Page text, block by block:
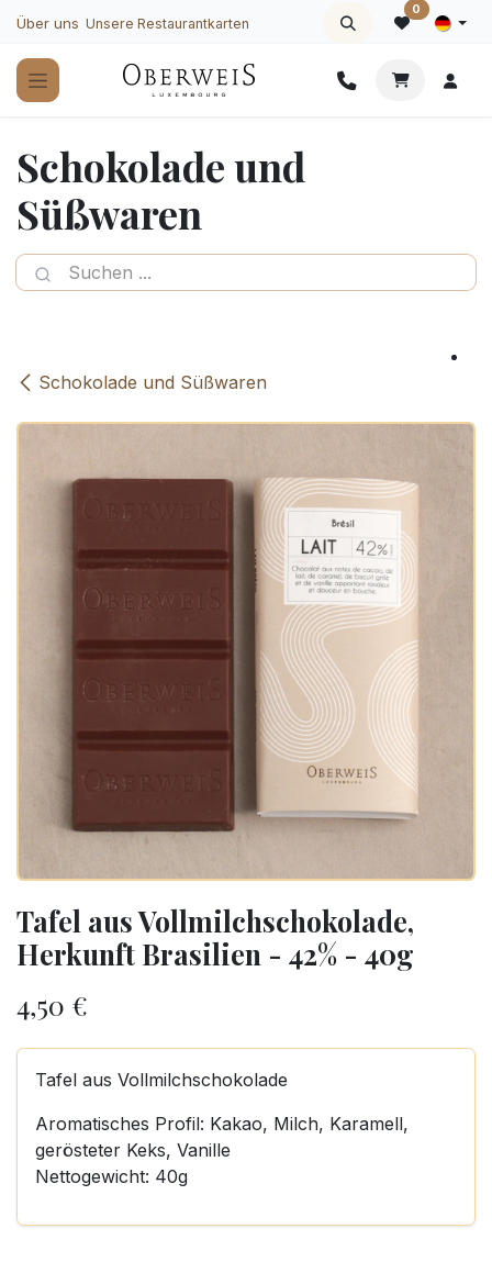
Zum Inhalt springen
Über uns Unsere Restaurantkarten
0
Schokolade und
Süßwaren
Schokolade und Süßwaren
Tafel aus Vollmilchschokolade,
Herkunft Brasilien - 42% - 40g
4,50 €
Tafel aus Vollmilchschokolade
Aromatisches Profil: Kakao, Milch, Karamell,
gerösteter Keks, Vanille
Nettogewicht: 40g